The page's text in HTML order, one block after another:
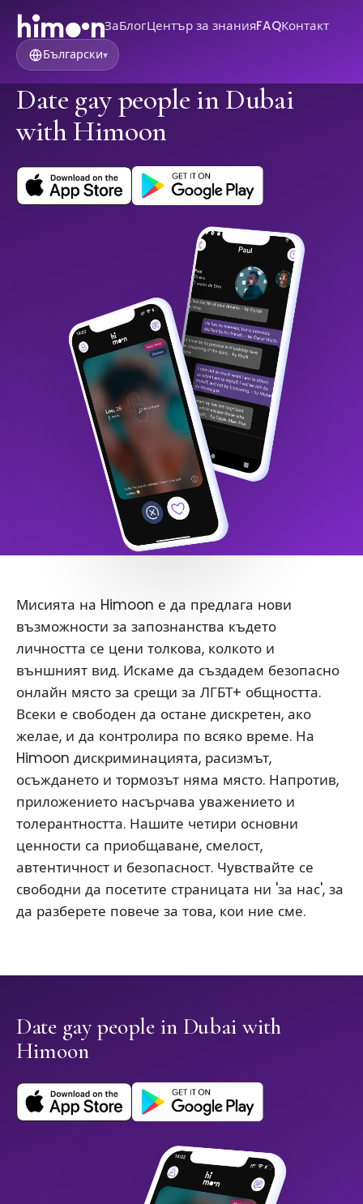
ЗаБлогЦентър за знанияFAQКонтакт
Български▾
Date gay people in Dubai
with Himoon
Мисията на Himoon е да предлага нови
възможности за запознанства където
личността се цени толкова, колкото и
външният вид. Искаме да създадем безопасно
онлайн място за срещи за ЛГБТ+ общността.
Всеки е свободен да остане дискретен, ако
желае, и да контролира по всяко време. На
Himoon дискриминацията, расизмът,
осъждането и тормозът няма място. Напротив,
приложението насърчава уважението и
толерантността. Нашите четири основни
ценности са приобщаване, смелост,
автентичност и безопасност. Чувствайте се
свободни да посетите страницата ни 'за нас', за
да разберете повече за това, кои ние сме.
Date gay people in Dubai with
Himoon